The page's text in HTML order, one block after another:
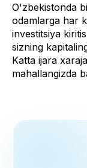
O'zbekistonda
odamlarga har
investitsiya
sizning
Katta ijara
mahallangizda